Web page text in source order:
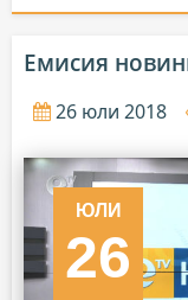
Емисия
26 юли 2018
ЮЛИ
26